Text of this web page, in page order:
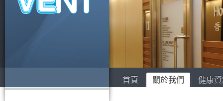
首頁 關於我們 健康